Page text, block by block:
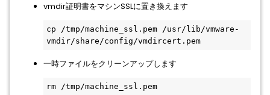
vmdir証明書をマシンSSLに置き換えます
cp /tmp/machine_ssl.pem /usr/lib/vmware-
vmdir/share/config/vmdircert.pem
一時ファイルをクリーンアップします
rm /tmp/machine_ssl.pem